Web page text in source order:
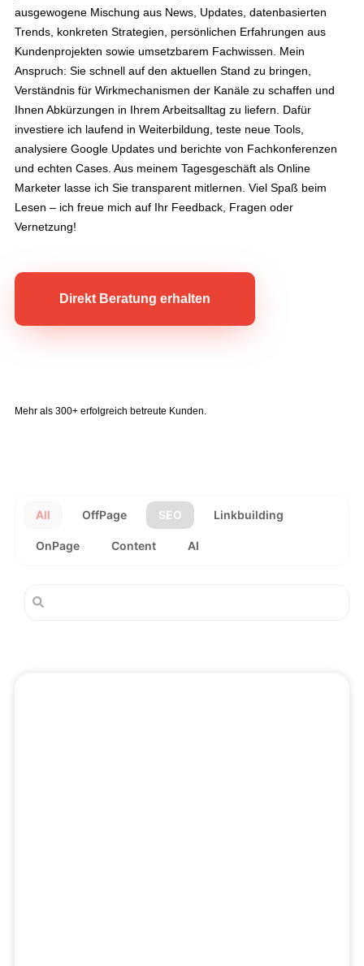
ausgewogene Mischung aus News, Updates, datenbasierten
Trends, konkreten Strategien, persönlichen Erfahrungen aus
Kundenprojekten sowie umsetzbarem Fachwissen. Mein
Anspruch: Sie schnell auf den aktuellen Stand zu bringen,
Verständnis für Wirkmechanismen der Kanäle zu schaffen und
Ihnen Abkürzungen in Ihrem Arbeitsalltag zu liefern. Dafür
investiere ich laufend in Weiterbildung, teste neue Tools,
analysiere Google Updates und berichte von Fachkonferenzen
und echten Cases. Aus meinem Tagesgeschäft als Online
Marketer lasse ich Sie transparent mitlernen. Viel Spaß beim
Lesen – ich freue mich auf Ihr Feedback, Fragen oder
Vernetzung!
Direkt Beratung erhalten
Mehr als 300+ erfolgreich betreute Kunden.
All OffPage SEO Linkbuilding
OnPage Content AI